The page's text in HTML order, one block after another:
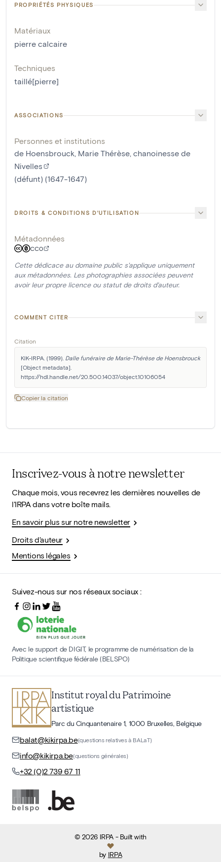
PROPRIÉTÉS PHYSIQUES
Matériaux
pierre calcaire
Techniques
taillé[pierre]
ASSOCIATIONS
Personnes et institutions
de Hoensbrouck, Marie Thérèse, chanoinesse de
Nivelles
(défunt) (1647-1647)
DROITS & CONDITIONS D'UTILISATION
Métadonnées
CC0
Cette dédicace au domaine public s'applique uniquement
aux métadonnées. Les photographies associées peuvent
avoir leur propre licence ou statut de droits d'auteur.
COMMENT CITER
Citation
KIK-IRPA. (1999). Dalle funéraire de Marie-Thérèse de Hoensbrouck
[Object metadata].
https://hdl.handle.net/20.500.14037/object.10106054
Copier la citation
Inscrivez-vous à notre newsletter
Chaque mois, vous recevrez les dernières nouvelles de
l'IRPA dans votre boîte mails.
En savoir plus sur notre newsletter
Droits d'auteur
Mentions légales
Suivez-nous sur nos réseaux sociaux :
Avec le support de DIGIT, le programme de numérisation de la
Politique scientifique fédérale (BELSPO)
Institut royal du Patrimoine
artistique
Parc du Cinquantenaire 1, 1000 Bruxelles, Belgique
balat@kikirpa.be(questions relatives à BALaT)
info@kikirpa.be(questions générales)
+32 (0)2 739 67 11
©2026 IRPA- Built with
by IRPA